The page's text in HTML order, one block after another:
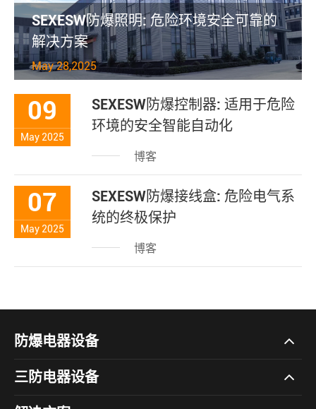
SEXESW防爆照明: 危险环境安全可靠的
解决方案
May 28,2025
09
May 2025
SEXESW防爆控制器: 适用于危险
环境的安全智能自动化
博客
07
May 2025
SEXESW防爆接线盒: 危险电气系
统的终极保护
博客
防爆电器设备
三防电器设备